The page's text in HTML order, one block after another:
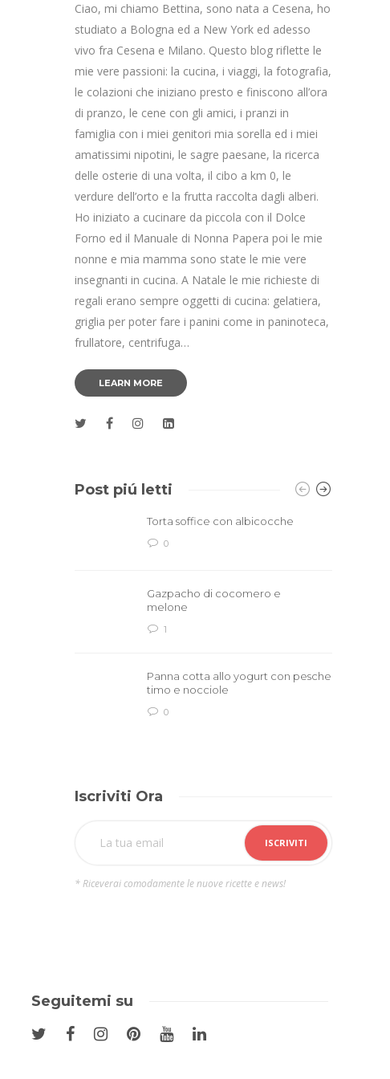
Ciao, mi chiamo Bettina, sono nata a Cesena, ho
studiato a Bologna ed a New York ed adesso
vivo fra Cesena e Milano. Questo blog riflette le
mie vere passioni: la cucina, i viaggi, la fotografia,
le colazioni che iniziano presto e finiscono all’ora
di pranzo, le cene con gli amici, i pranzi in
famiglia con i miei genitori mia sorella ed i miei
amatissimi nipotini, le sagre paesane, la ricerca
delle osterie di una volta, il cibo a km 0, le
verdure dell’orto e la frutta raccolta dagli alberi.
Ho iniziato a cucinare da piccola con il Dolce
Forno ed il Manuale di Nonna Papera poi le mie
nonne e mia mamma sono state le mie vere
insegnanti in cucina. A Natale le mie richieste di
regali erano sempre oggetti di cucina: gelatiera,
griglia per poter fare i panini come in paninoteca,
frullatore, centrifuga…
LEARN MORE
Post piú letti
Torta soffice con albicocche
0
Gazpacho di cocomero e
melone
1
Panna cotta allo yogurt con pesche
timo e nocciole
0
Iscriviti Ora
* Riceverai comodamente le nuove ricette e news!
Seguitemi su